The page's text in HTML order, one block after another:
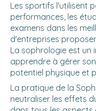
Les sportifs l'utilisent
performances, les
examens dans les
d'entreprises
La sophrologie est un
apprendre à gérer
potentiel physique et
La pratique de la
neutraliser les effets